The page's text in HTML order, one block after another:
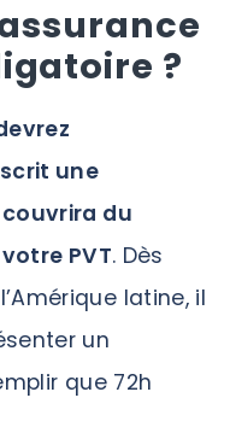
?
une
du
PVT. Dès
latine, il
un
que 72h